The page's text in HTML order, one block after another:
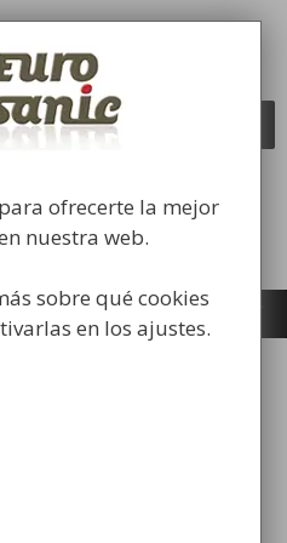
y comercialización de
para la higiene industrial
ofrecerte la mejor
nuestra web.
sobre qué cookies
en los ajustes.